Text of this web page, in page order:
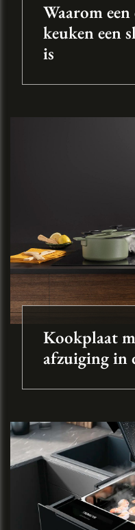
Waarom
keuken een
is
Kookplaat
afzuiging in